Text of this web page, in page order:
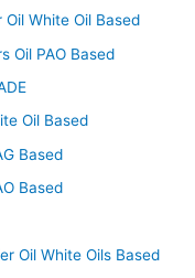
White Oil Based
Oil PAO Based
Oil Based
Based
Based
Oil White Oils Based